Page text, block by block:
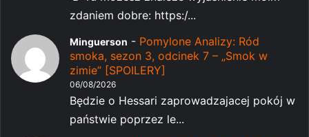
zdaniem dobre: https:/...
Minguerson - Pomylone Analizy: Ród
smoka, sezon 3, odcinek 7 – „Smok w
zimie” [SPOILERY]
06/08/2026
Będzie o Hessari zaprowadzajacej pokój w
państwie poprzez le...